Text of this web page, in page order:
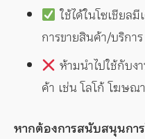
ใช้ได้ในโซเชียล
การขายสินค้า/บริการ
ห้ามนำไปใช้กับง
ค้า เช่น โลโก้ โฆษณ
หากต้องการสนับสนุนกา